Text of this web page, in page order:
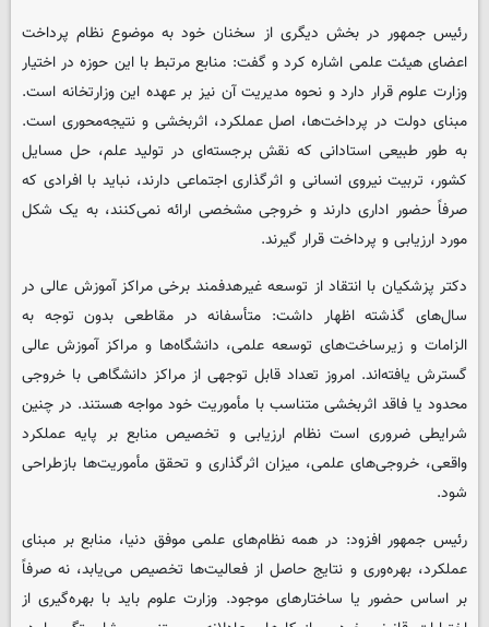
رئیس جمهور در بخش دیگری از سخنان خود به موضوع نظام پرداخت
اعضای هیئت علمی اشاره کرد و گفت: منابع مرتبط با این حوزه در اختیار
وزارت علوم قرار دارد و نحوه مدیریت آن نیز بر عهده این وزارتخانه است.
مبنای دولت در پرداخت‌ها، اصل عملکرد، اثربخشی و نتیجه‌محوری است.
به طور طبیعی استادانی که نقش برجسته‌ای در تولید علم، حل مسایل
کشور، تربیت نیروی انسانی و اثرگذاری اجتماعی دارند، نباید با افرادی که
صرفاً حضور اداری دارند و خروجی مشخصی ارائه نمی‌کنند، به یک شکل
مورد ارزیابی و پرداخت قرار گیرند.
دکتر پزشکیان با انتقاد از توسعه غیرهدفمند برخی مراکز آموزش عالی در
سال‌های گذشته اظهار داشت: متأسفانه در مقاطعی بدون توجه به
الزامات و زیرساخت‌های توسعه علمی، دانشگاه‌ها و مراکز آموزش عالی
گسترش یافته‌اند. امروز تعداد قابل توجهی از مراکز دانشگاهی با خروجی
محدود یا فاقد اثربخشی متناسب با مأموریت خود مواجه هستند. در چنین
شرایطی ضروری است نظام ارزیابی و تخصیص منابع بر پایه عملکرد
واقعی، خروجی‌های علمی، میزان اثرگذاری و تحقق مأموریت‌ها بازطراحی
شود.
رئیس جمهور افزود: در همه نظام‌های علمی موفق دنیا، منابع بر مبنای
عملکرد، بهره‌وری و نتایج حاصل از فعالیت‌ها تخصیص می‌یابد، نه صرفاً
بر اساس حضور یا ساختارهای موجود. وزارت علوم باید با بهره‌گیری از